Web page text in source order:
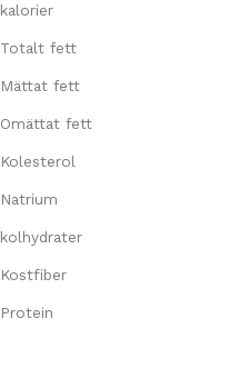
kalorier
Totalt fett
Mättat fett
Omättat fett
Kolesterol
Natrium
kolhydrater
Kostfiber
Protein